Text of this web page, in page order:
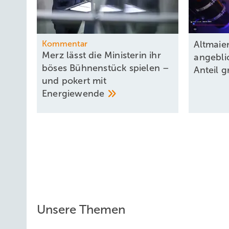
Kommentar
Merz lässt die Ministerin ihr
böses Bühnenstück spielen –
und pokert mit
Energiewende
Anteil
Unsere Themen